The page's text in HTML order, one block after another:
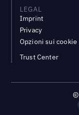
LEGAL
Imprint
Privacy
Opzioni sui cookie
Trust Center
©